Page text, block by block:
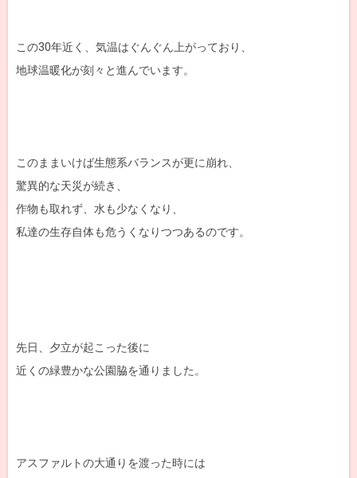
この30年近く、気温はぐんぐん上がっており、
地球温暖化が刻々と進んでいます。
このままいけば生態系バランスが更に崩れ、
驚異的な天災が続き、
作物も取れず、水も少なくなり、
私達の生存自体も危うくなりつつあるのです。
先日、夕立が起こった後に
近くの緑豊かな公園脇を通りました。
アスファルトの大通りを渡った時には